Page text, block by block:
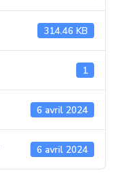
314.46 KB
1
6 avril 2024
6 avril 2024